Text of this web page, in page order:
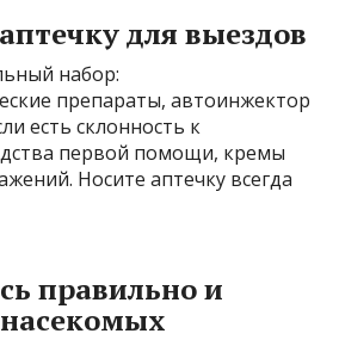
для выездов
набор:
препараты, автоинжектор
есть склонность к
первой помощи, кремы
Носите аптечку всегда
правильно и
насекомых